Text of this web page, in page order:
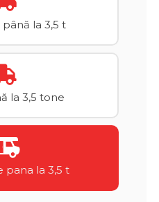
la 3,5 t
la 3,5 tone
pana la 3,5 t